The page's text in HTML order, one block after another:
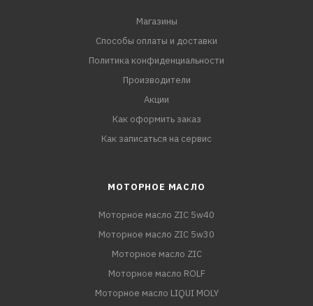
Магазины
Способы оплаты и доставки
Политика конфиденциальности
Производители
Акции
Как оформить заказ
Как записаться на сервис
МОТОРНОЕ МАСЛО
Моторное масло ZIC 5w40
Моторное масло ZIC 5w30
Моторное масло ZIC
Моторное масло ROLF
Моторное масло LIQUI MOLY